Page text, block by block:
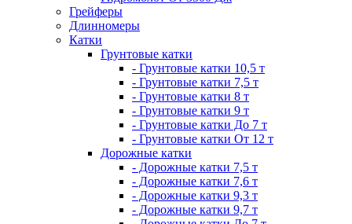
Грейферы
Длинномеры
Катки
Грунтовые катки
- Грунтовые катки 10,5 т
- Грунтовые катки 7,5 т
- Грунтовые катки 8 т
- Грунтовые катки 9 т
- Грунтовые катки До 7 т
- Грунтовые катки От 12 т
Дорожные катки
- Дорожные катки 7,5 т
- Дорожные катки 7,6 т
- Дорожные катки 9,3 т
- Дорожные катки 9,7 т